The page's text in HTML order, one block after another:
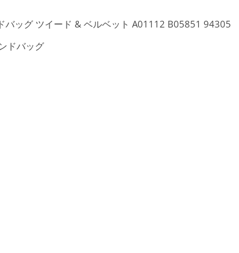
バッグ ツイード & ベルベット A01112 B05851 94305
ドバッグ